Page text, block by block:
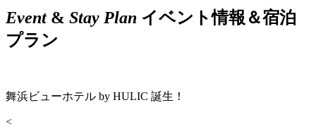
Event& Stay Plan イベント情報＆宿泊
プラン
舞浜ビューホテル by HULIC 誕生！
<